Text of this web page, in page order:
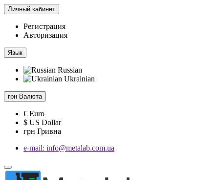
Личный кабинет
Регистрация
Авторизация
Язык
Russian
Ukrainian
грн Валюта
€ Euro
$ US Dollar
грн Гривна
e-mail: info@metalab.com.ua